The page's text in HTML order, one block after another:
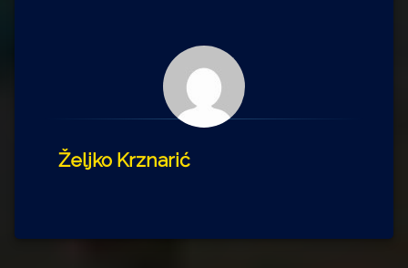
Željko Krznarić